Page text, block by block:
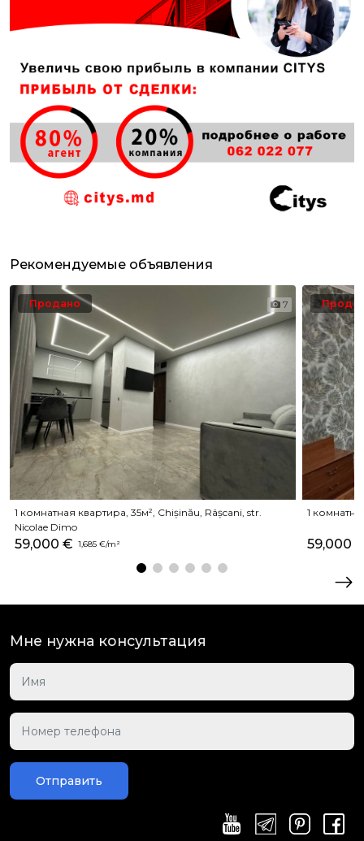
Рекомендуемые объявления
7
Продано
1 комнатная квартира, 35м², Chișinău, Râșcani, str.
Nicolae Dimo
59,000 € 1,685 €/m²
1
59,000
Мне нужна консультация
Отправить